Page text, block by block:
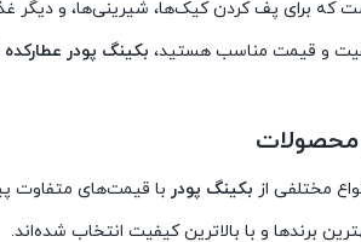
که برای پف کردن کیک‌ها، شیرینی‌ها، و دیگر
و قیمت مناسب هستید، بکینگ پودر عطارکده
محصولات
مختلفی از بکینگ پودر با قیمت‌های متفاوت
برندها و با بالاترین کیفیت انتخاب شده‌اند.